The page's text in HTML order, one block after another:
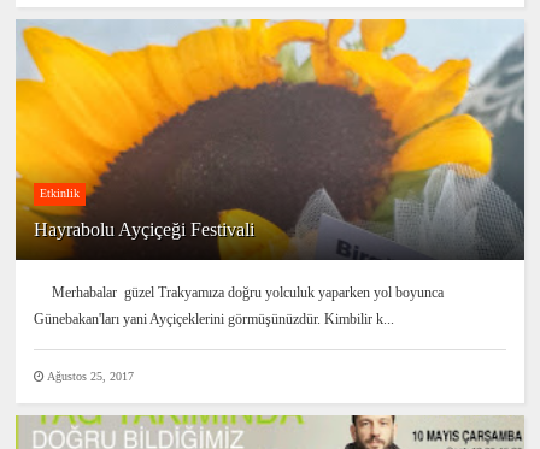
Etkinlik
Hayrabolu Ayçiçeği Festivali
Merhabalar güzel Trakyamıza doğru yolculuk yaparken yol boyunca
Günebakan'ları yani Ayçiçeklerini görmüşünüzdür. Kimbilir k...
Ağustos 25, 2017